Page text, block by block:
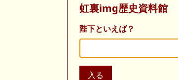
虹裏img歴史資料館
陛下といえば？
入る